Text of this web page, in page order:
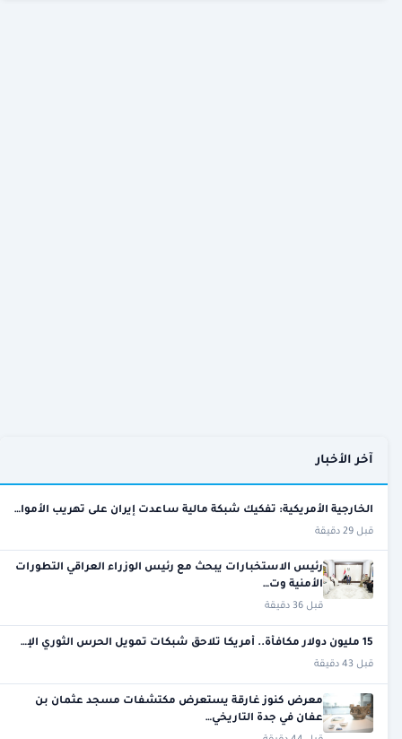
آخر الأخبار
الخارجية الأمريكية: تفكيك شبكة مالية ساعدت إيران على تهريب الأموا…
قبل 29 دقيقة
رئيس الاستخبارات يبحث مع رئيس الوزراء العراقي التطورات
الأمنية وت…
قبل 36 دقيقة
15 مليون دولار مكافأة.. أمريكا تلاحق شبكات تمويل الحرس الثوري الإ…
قبل 43 دقيقة
معرض كنوز غارقة يستعرض مكتشفات مسجد عثمان بن
عفان في جدة التاريخي…